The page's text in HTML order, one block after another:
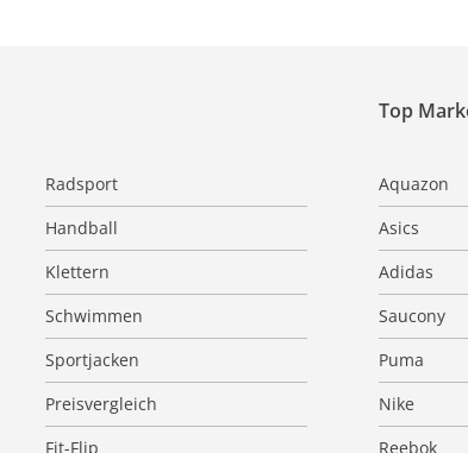
Radsport
Handball
Klettern
Schwimmen
Sportjacken
Preisvergleich
Fit-Flip
Top
Aquazon
Asics
Adidas
Saucony
Puma
Nike
Reebok